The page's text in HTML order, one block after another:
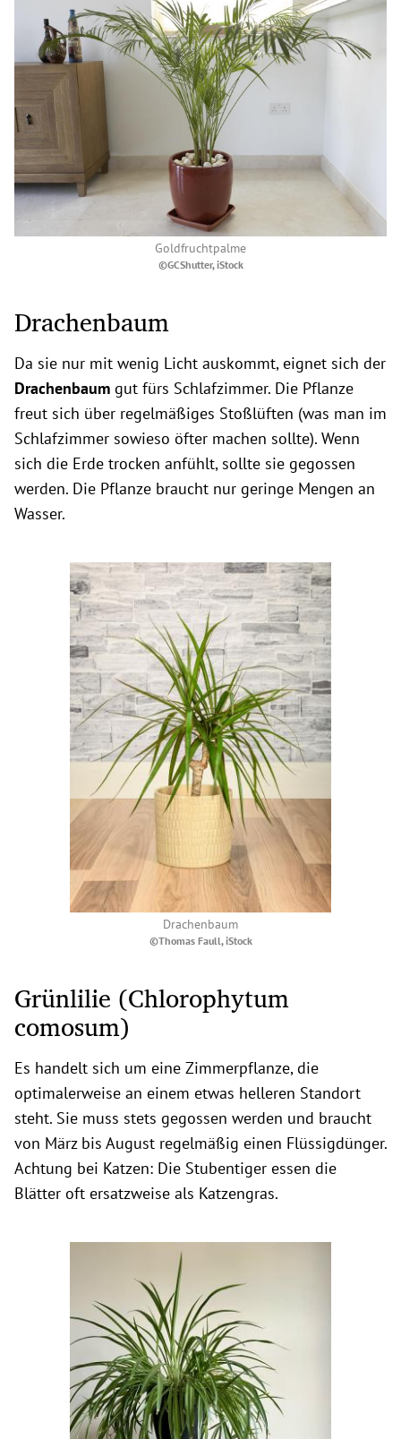
Goldfruchtpalme
©GCShutter, iStock
Drachenbaum
Da sie nur mit wenig Licht auskommt, eignet sich der
Drachenbaum gut fürs Schlafzimmer. Die Pflanze
freut sich über regelmäßiges Stoßlüften (was man im
Schlafzimmer sowieso öfter machen sollte). Wenn
sich die Erde trocken anfühlt, sollte sie gegossen
werden. Die Pflanze braucht nur geringe Mengen an
Wasser.
Drachenbaum
©Thomas Faull, iStock
Grünlilie (Chlorophytum
comosum)
Es handelt sich um eine Zimmerpflanze, die
optimalerweise an einem etwas helleren Standort
steht. Sie muss stets gegossen werden und braucht
von März bis August regelmäßig einen Flüssigdünger.
Achtung bei Katzen: Die Stubentiger essen die
Blätter oft ersatzweise als Katzengras.